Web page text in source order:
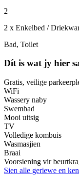
2
2 x Enkelbed /
Bad, Toilet
Dít is wat jy hier
Gratis, veilige
WiFi
Wassery naby
Swembad
Mooi uitsig
TV
Volledige kombuis
Wasmasjien
Braai
Voorsiening vir
Sien alle geriewe en